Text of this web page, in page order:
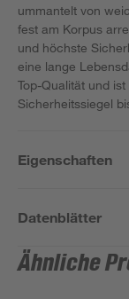
ummantelt von
fest am Korpus
und höchste
eine lange
Top-Qualität und
Sicherheitssiegel
Eigenschaften
Datenblätter
Ähnliche